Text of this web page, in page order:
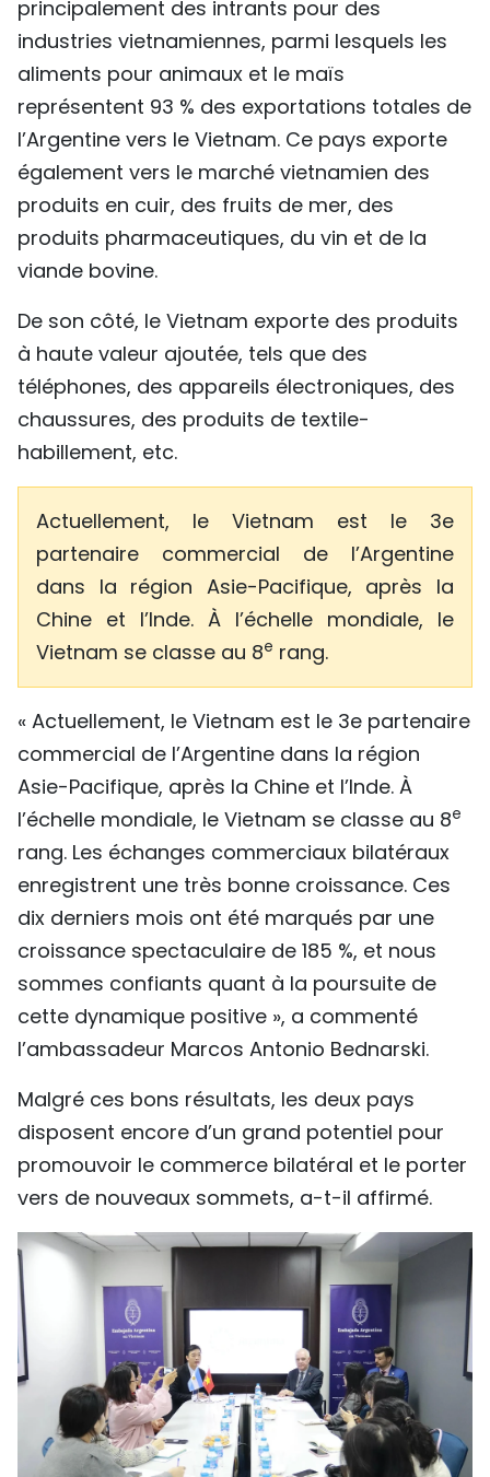
principalement des intrants pour des
industries vietnamiennes, parmi lesquels les
aliments pour animaux et le maïs
représentent 93 % des exportations totales de
l’Argentine vers le Vietnam. Ce pays exporte
également vers le marché vietnamien des
produits en cuir, des fruits de mer, des
produits pharmaceutiques, du vin et de la
viande bovine.
De son côté, le Vietnam exporte des produits
à haute valeur ajoutée, tels que des
téléphones, des appareils électroniques, des
chaussures, des produits de textile-
habillement, etc.
Actuellement, le Vietnam est le 3e
partenaire commercial de l’Argentine
dans la région Asie-Pacifique, après la
Chine et l’Inde. À l’échelle mondiale, le
Vietnam se classe au 8e rang.
« Actuellement, le Vietnam est le 3e partenaire
commercial de l’Argentine dans la région
Asie-Pacifique, après la Chine et l’Inde. À
l’échelle mondiale, le Vietnam se classe au 8e
rang. Les échanges commerciaux bilatéraux
enregistrent une très bonne croissance. Ces
dix derniers mois ont été marqués par une
croissance spectaculaire de 185 %, et nous
sommes confiants quant à la poursuite de
cette dynamique positive », a commenté
l’ambassadeur Marcos Antonio Bednarski.
Malgré ces bons résultats, les deux pays
disposent encore d’un grand potentiel pour
promouvoir le commerce bilatéral et le porter
vers de nouveaux sommets, a-t-il affirmé.